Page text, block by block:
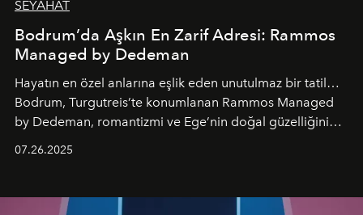
SEYAHAT
Bodrum’da Aşkın En Zarif Adresi: Rammos
Managed by Dedeman
Hayatın en özel anlarına eşlik eden unutulmaz bir tatil…
Bodrum, Turgutreis’te konumlanan Rammos Managed
by Dedeman, romantizmi ve Ege’nin doğal güzelliğini
07.26.2025